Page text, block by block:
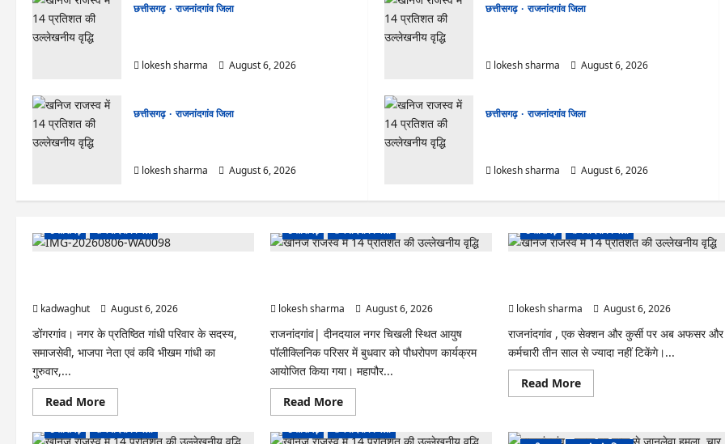
छत्तीसगढ़
राजनांदगांव जिला
lokesh sharma
August 6, 2026
छत्तीसगढ़
राजनांदगांव जिला
lokesh sharma
August 6, 2026
छत्तीसगढ़
राजनांदगांव जिला
lokesh sharma
August 6, 2026
छत्तीसगढ़
राजनांदगांव जिला
lokesh sharma
August 6, 2026
छत्तीसगढ़ राजनांदगांव जिला
kadwaghut
August 6, 2026
डोंगरगांव। नगर के प्रतिष्ठित गांधी परिवार के सदस्य,
समाजसेवी, भाजपा नेता एवं कवि भीखम गांधी का
गुरुवार,...
Read MoreRead
more
Rajnandgaon
छत्तीसगढ़ राजनांदगांव जिला
lokesh sharma
August 6, 2026
राजनांदगांव| दीनदयाल नगर चिखली स्थित आयुष
पॉलीक्लिनिक परिसर में बुधवार को पौधरोपण कार्यक्रम
आयोजित किया गया। महापौर...
Read MoreRead
more
राजनांदगांव
छत्तीसगढ़ राजनांदगांव जिला
lokesh sharma
August 6, 2026
राजनांदगांव , एक सेक्शन और कुर्सी पर अब अफसर और
कर्मचारी तीन साल से ज्यादा नहीं टिकेंगे।...
Read MoreRead
more
कुर्सी
छत्तीसगढ़ राजनांदगांव जिला छत्तीसगढ़
राजनांदगांव जिला